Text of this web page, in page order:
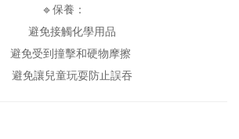
🔹保養：
避免接觸化學用品
避免受到撞擊和硬物摩擦
避免讓兒童玩耍防止誤吞